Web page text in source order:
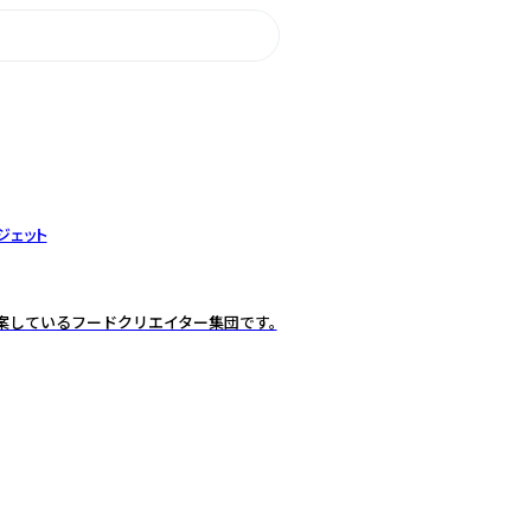
ェット
ているフードクリエイター集団です。